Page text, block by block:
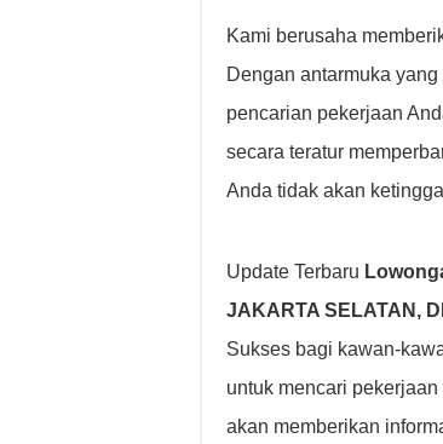
Kami berusaha
Dengan antarmuka
pencarian pekerjaan
secara teratur
Anda tidak akan
Update Terbaru
JAKARTA SELATAN,
Sukses bagi kawan-
untuk mencari
akan memberikan